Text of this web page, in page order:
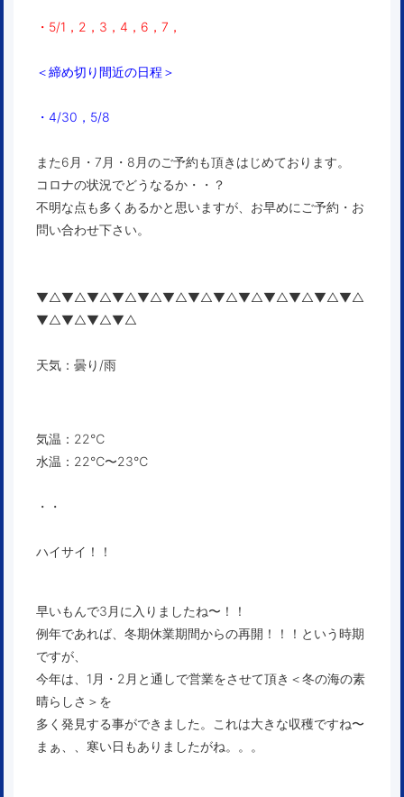
・5/1，2，3，4，6，7，
＜締め切り間近の日程＞
・4/30，5/8
また6月・7月・8月のご予約も頂きはじめております。
コロナの状況でどうなるか・・？
不明な点も多くあるかと思いますが、お早めにご予約・お
問い合わせ下さい。
▼△▼△▼△▼△▼△▼△▼△▼△▼△▼△▼△▼△▼△
▼△▼△▼△▼△
天気：曇り/雨
気温：22℃
水温：22℃〜23℃
・・
ハイサイ！！
早いもんで3月に入りましたね〜！！
例年であれば、冬期休業期間からの再開！！！という時期
ですが、
今年は、1月・2月と通しで営業をさせて頂き＜冬の海の素
晴らしさ＞を
多く発見する事ができました。これは大きな収穫ですね〜
まぁ、、寒い日もありましたがね。。。